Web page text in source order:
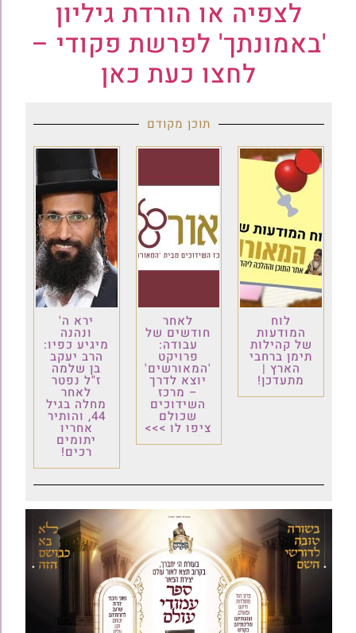
לצפיה או הורדת גיליון
'באמונתך' לפרשת פקודי –
לחצו כעת כאן
תוכן מקודם
לוח
המודעות
של קהילות
תימן ברחבי
הארץ |
מתעדכן!
לאחר
חודשים של
עבודה:
פרויקט
'המאורשים'
יוצא לדרך
– מרכז
השידוכים
שכולם
ציפו לו >>>
ירא ה'
ונהנה
מיגיע כפיו:
הרב יעקב
בן שלמה
ז"ל נפטר
לאחר
מחלה בגיל
44, והותיר
אחריו
יתומים
רכים!